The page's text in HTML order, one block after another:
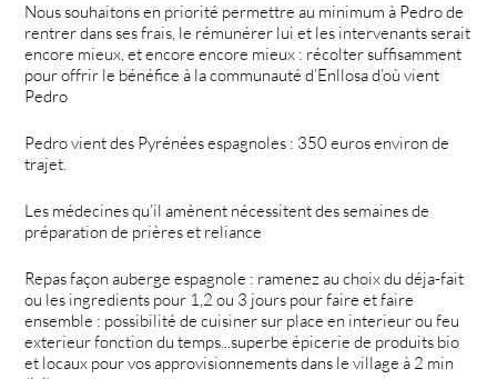
Nous souhaitons en priorité permettre au minimum à Pedro de
rentrer dans ses frais, le rémunérer lui et les intervenants serait
encore mieux, et encore encore mieux : récolter suffisamment
pour offrir le bénéfice à la communauté d’Enllosa d’où vient
Pedro
Pedro vient des Pyrénées espagnoles : 350 euros environ de
trajet.
Les médecines qu’il amènent nécessitent des semaines de
préparation de prières et reliance
Repas façon auberge espagnole : ramenez au choix du déja-fait
ou les ingredients pour 1,2 ou 3 jours pour faire et faire
ensemble : possibilité de cuisiner sur place en interieur ou feu
exterieur fonction du temps...superbe épicerie de produits bio
et locaux pour vos approvisionnements dans le village à 2 min